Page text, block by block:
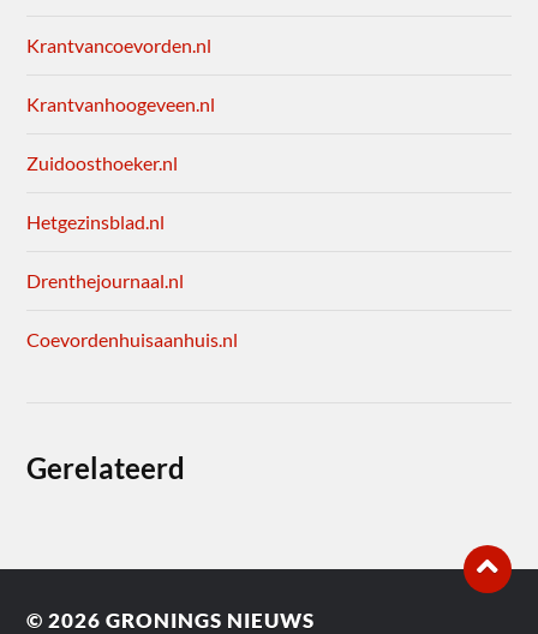
Krantvancoevorden.nl
Krantvanhoogeveen.nl
Zuidoosthoeker.nl
Hetgezinsblad.nl
Drenthejournaal.nl
Coevordenhuisaanhuis.nl
Gerelateerd
© 2026GRONINGS NIEUWS